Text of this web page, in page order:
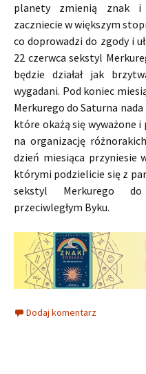
planety zmienią znak i
zaczniecie w większym
co doprowadzi do zgody i
22 czerwca sekstyl
będzie działał jak
wygadani. Pod koniec
Merkurego do Saturna
które okażą się wyważone
na organizację
dzień miesiąca przyniesie
którymi podzielicie się z
sekstyl Merkurego
przeciwległym Byku.
Dodaj komentarz